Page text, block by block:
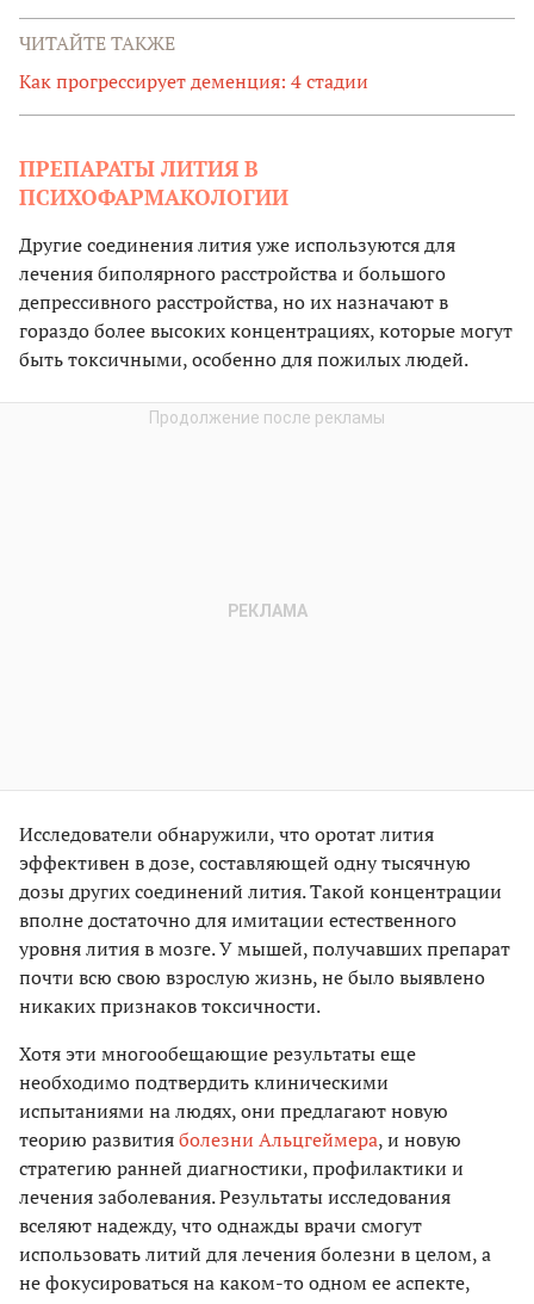
ЧИТАЙТЕ ТАКЖЕ
Как прогрессирует деменция: 4 стадии
ПРЕПАРАТЫ ЛИТИЯ В
ПСИХОФАРМАКОЛОГИИ
Другие соединения лития уже используются для
лечения биполярного расстройства и большого
депрессивного расстройства, но их назначают в
гораздо более высоких концентрациях, которые могут
быть токсичными, особенно для пожилых людей.
Исследователи обнаружили, что оротат лития
эффективен в дозе, составляющей одну тысячную
дозы других соединений лития. Такой концентрации
вполне достаточно для имитации естественного
уровня лития в мозге. У мышей, получавших препарат
почти всю свою взрослую жизнь, не было выявлено
никаких признаков токсичности.
Хотя эти многообещающие результаты еще
необходимо подтвердить клиническими
испытаниями на людях, они предлагают новую
теорию развитияболезни Альцгеймера, и новую
стратегию ранней диагностики, профилактики и
лечения заболевания. Результаты исследования
вселяют надежду, что однажды врачи смогут
использовать литий для лечения болезни в целом, а
не фокусироваться на каком-то одном ее аспекте,